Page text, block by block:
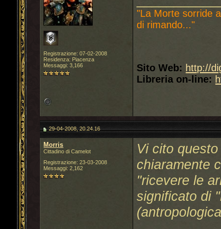
Registrazione: 07-02-2008
Residenza: Piacenza
Messaggi: 3,166
"La Morte sorride
di rimando..."
Sito Web: http://
Libreria on-line:
29-04-2008, 20.24.16
Morris
Cittadino di Camelot
Registrazione: 23-03-2008
Messaggi: 2,162
Vi cito
chiaramente
"ricevere le
significato di